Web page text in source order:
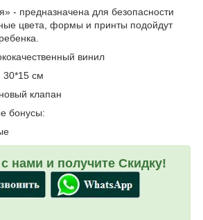
- предназначена для безопасности
цвета, формы и принты подойдут
винил
30*15 см
клапан
бонусы:
нами и получите Скидку!